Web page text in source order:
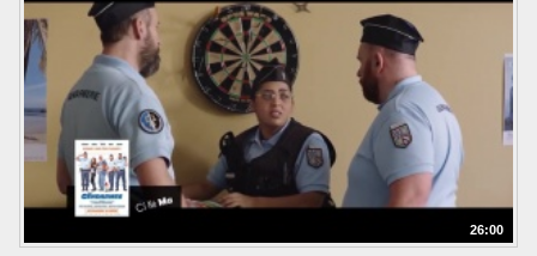
26:00